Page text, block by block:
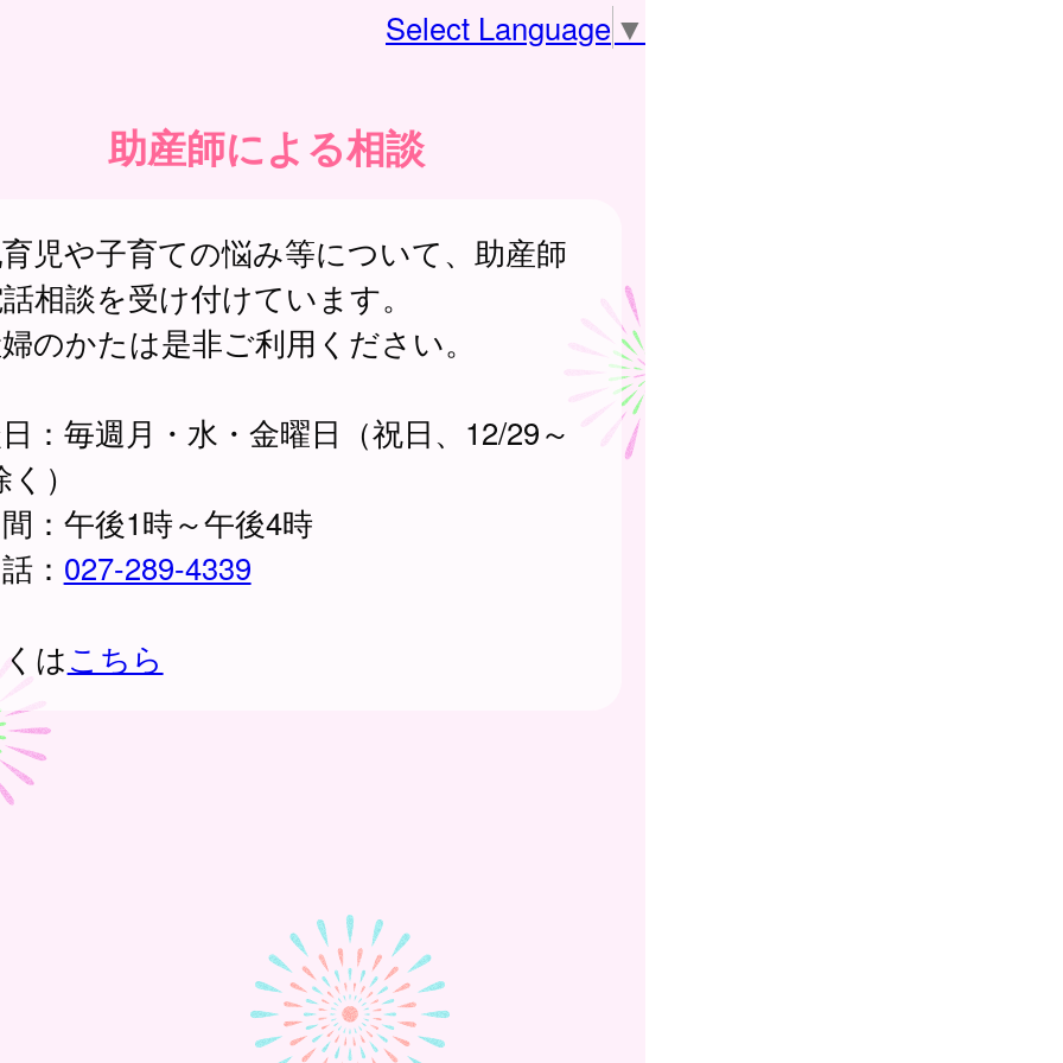
Select Language ▼
助産師による相談
児や子育ての悩み等について、助産師
相談を受け付けています。
のかたは是非ご利用ください。
：毎週月・水・金曜日（祝日、12/29～
）
：午後1時～午後4時
： 027-289-4339
はこちら